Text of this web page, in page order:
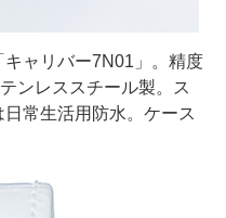
ャリバー7N01」。精度
ンレススチール製。ス
常生活用防水。ケース